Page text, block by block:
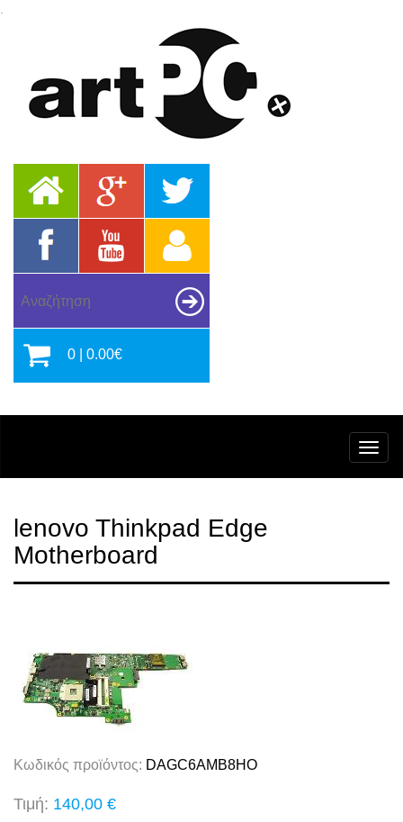
0 | 0.00€
lenovo Thinkpad Edge
Motherboard
Κωδικός προϊόντος: DAGC6AMB8HO
Τιμή: 140,00 €